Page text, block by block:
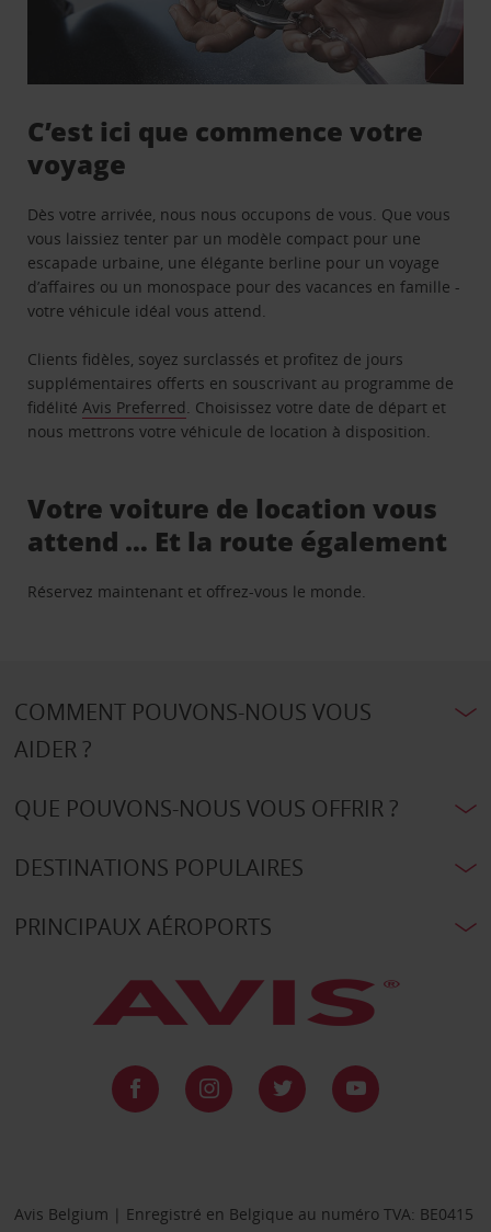
C’est ici que commence votre
voyage
Dès votre arrivée, nous nous occupons de vous. Que vous
vous laissiez tenter par un modèle compact pour une
escapade urbaine, une élégante berline pour un voyage
d’affaires ou un monospace pour des vacances en famille -
votre véhicule idéal vous attend.
Clients fidèles, soyez surclassés et profitez de jours
supplémentaires offerts en souscrivant au programme de
fidélité Avis Preferred . Choisissez votre date de départ et
nous mettrons votre véhicule de location à disposition.
Votre voiture de location vous
attend … Et la route également
Réservez maintenant et offrez-vous le monde.
COMMENT POUVONS-NOUS VOUS
AIDER ?
QUE POUVONS-NOUS VOUS OFFRIR ?
DESTINATIONS POPULAIRES
PRINCIPAUX AÉROPORTS
Avis Belgium | Enregistré en Belgique au numéro TVA: BE0415